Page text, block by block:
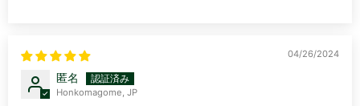
04/26/2024
匿名
Honkomagome, JP